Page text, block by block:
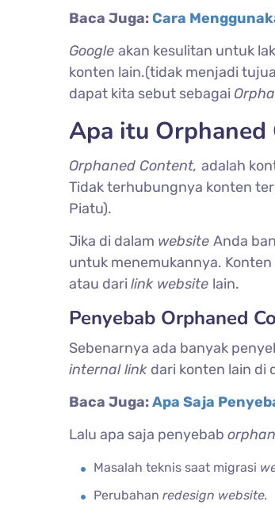
Baca Juga:Cara
Google akan kesulitan untuk
konten lain.(tidak menjadi
dapat kita sebut sebagai
Apa itu Orphaned
Orphaned Content, adalah
Tidak terhubungnya konten
Piatu).
Jika di dalam website Anda
untuk menemukannya. Konten
atau dari link website lain.
Penyebab Orphaned
Sebenarnya ada banyak
internal link dari konten lain di
Baca Juga:Apa Saja
Lalu apa saja penyebab
Masalah teknis saat migrasi
Perubahan redesign website.